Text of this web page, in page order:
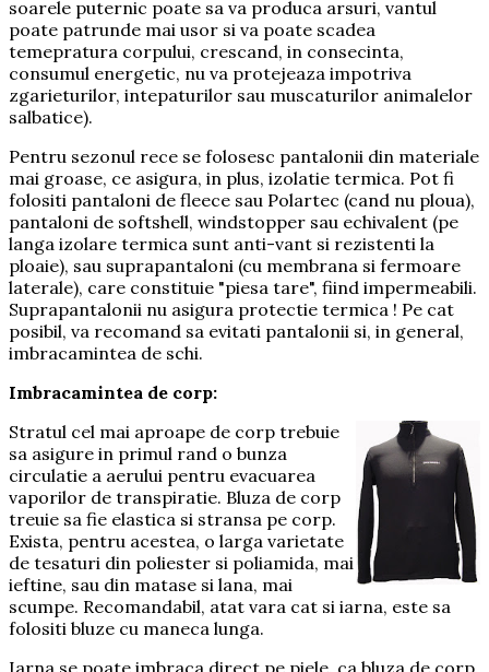
soarele puternic poate sa va produca arsuri, vantul
poate patrunde mai usor si va poate scadea
temepratura corpului, crescand, in consecinta,
consumul energetic, nu va protejeaza impotriva
zgarieturilor, intepaturilor sau muscaturilor animalelor
salbatice).
Pentru sezonul rece se folosesc pantalonii din materiale
mai groase, ce asigura, in plus, izolatie termica. Pot fi
folositi pantaloni de fleece sau Polartec (cand nu ploua),
pantaloni de softshell, windstopper sau echivalent (pe
langa izolare termica sunt anti-vant si rezistenti la
ploaie), sau suprapantaloni (cu membrana si fermoare
laterale), care constituie "piesa tare", fiind impermeabili.
Suprapantalonii nu asigura protectie termica ! Pe cat
posibil, va recomand sa evitati pantalonii si, in general,
imbracamintea de schi.
Imbracamintea de corp:
Stratul cel mai aproape de corp trebuie
sa asigure in primul rand o bunza
circulatie a aerului pentru evacuarea
vaporilor de transpiratie. Bluza de corp
treuie sa fie elastica si stransa pe corp.
Exista, pentru acestea, o larga varietate
de tesaturi din poliester si poliamida, mai
ieftine, sau din matase si lana, mai
scumpe. Recomandabil, atat vara cat si iarna, este sa
folositi bluze cu maneca lunga.